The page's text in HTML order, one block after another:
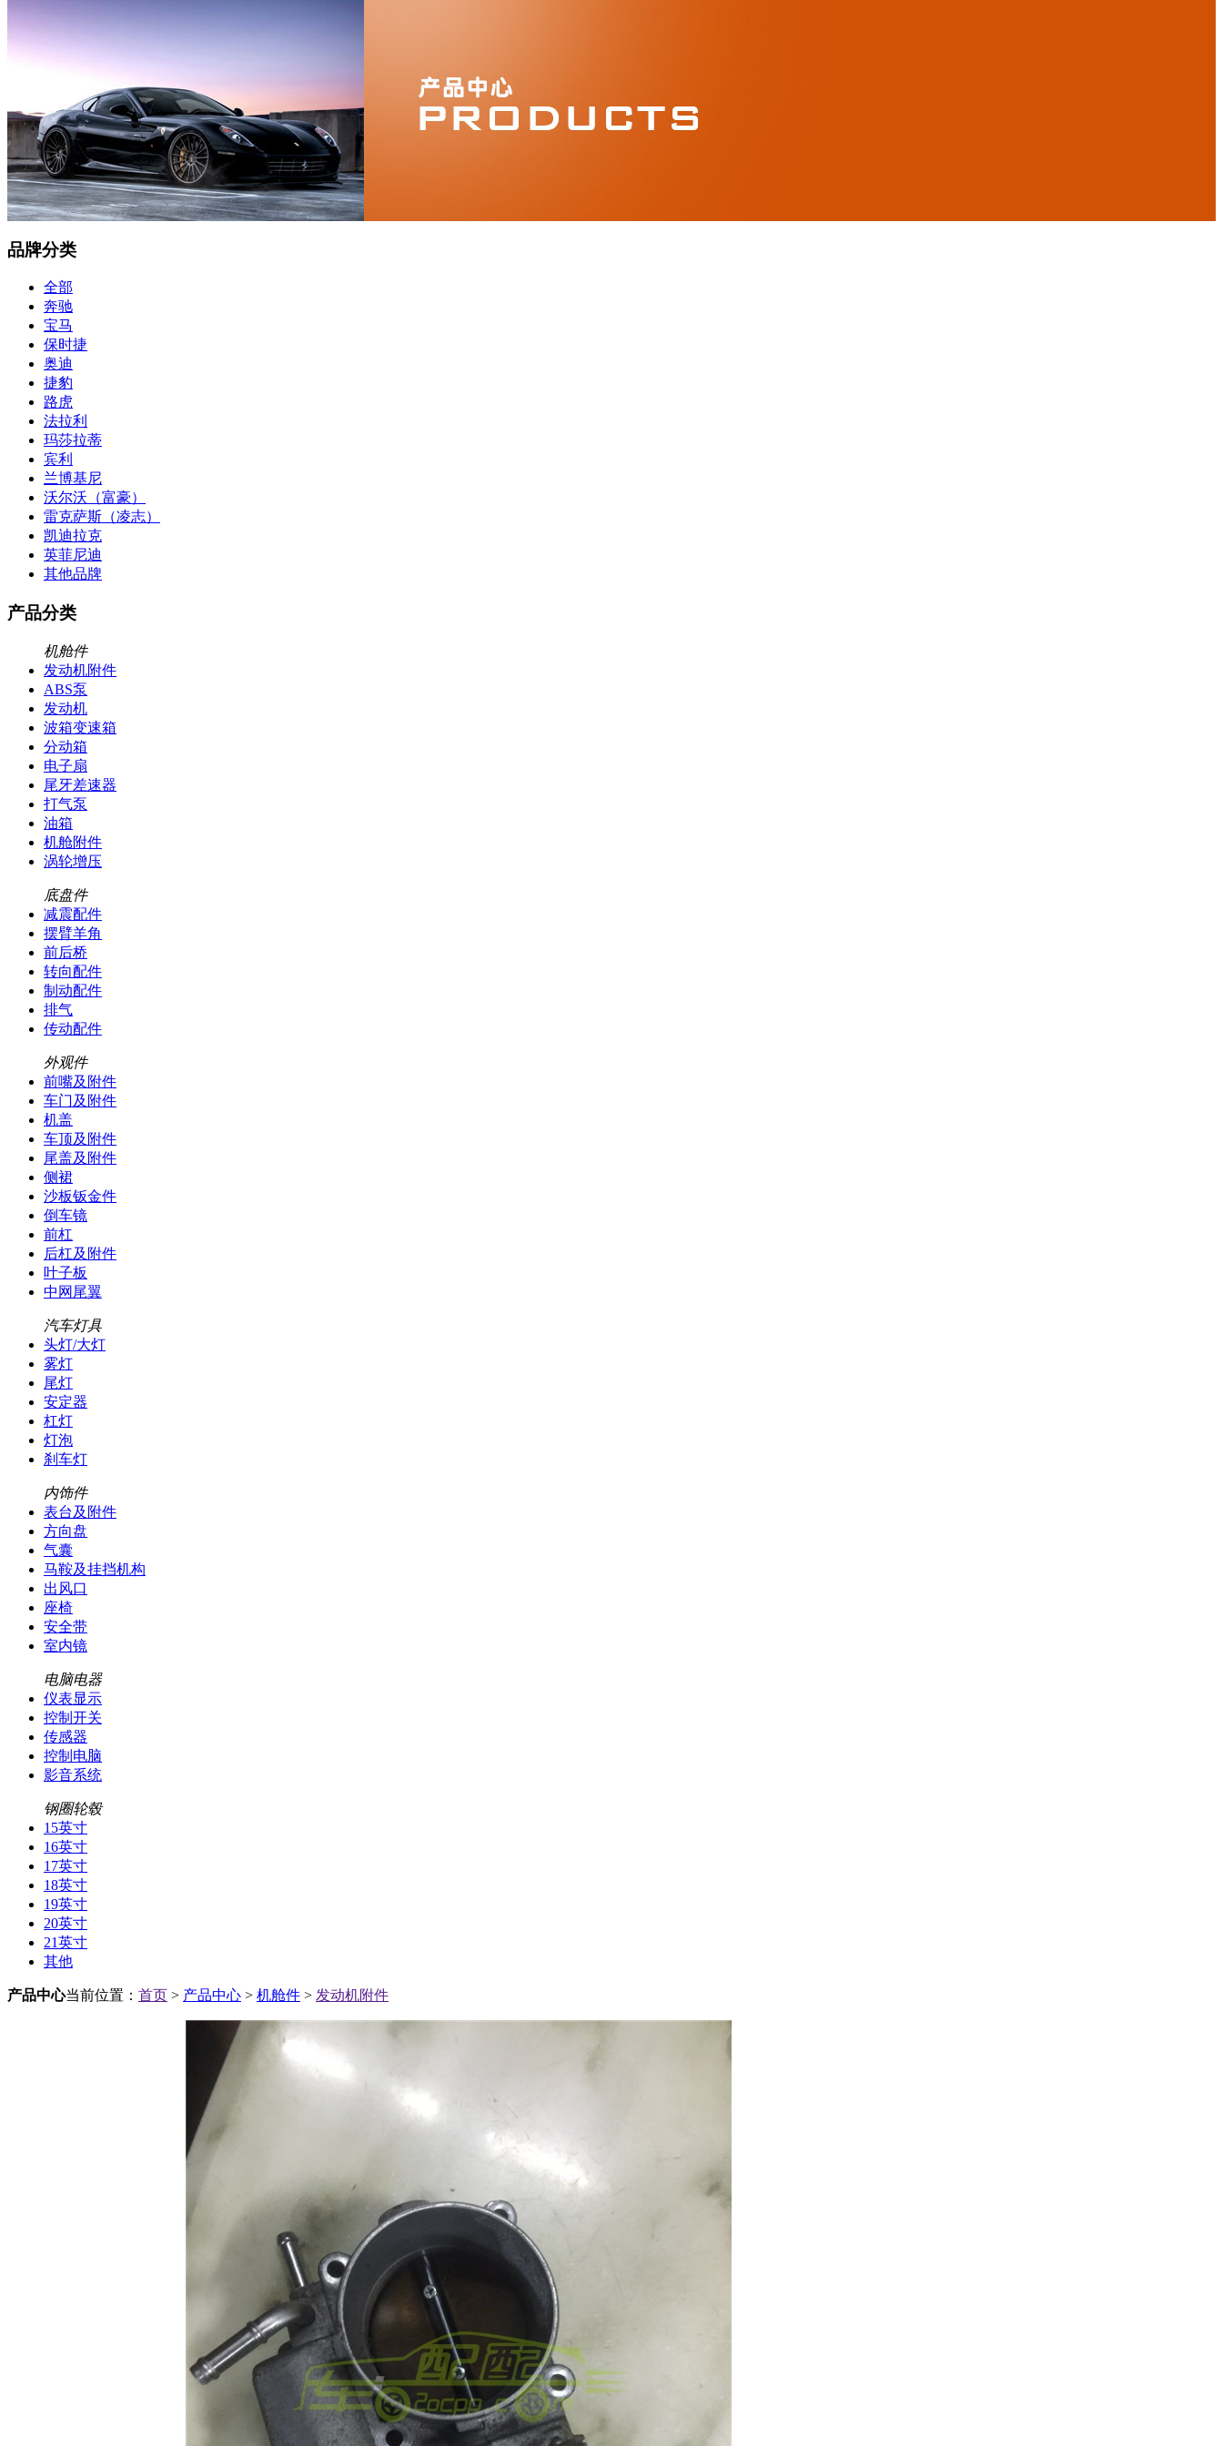
品牌分类
全部
奔驰
宝马
保时捷
奥迪
捷豹
路虎
法拉利
玛莎拉蒂
宾利
兰博基尼
沃尔沃（富豪）
雷克萨斯（凌志）
凯迪拉克
英菲尼迪
其他品牌
产品分类
机舱件
发动机附件
ABS泵
发动机
波箱变速箱
分动箱
电子扇
尾牙差速器
打气泵
油箱
机舱附件
涡轮增压
底盘件
减震配件
摆臂羊角
前后桥
转向配件
制动配件
排气
传动配件
外观件
前嘴及附件
车门及附件
机盖
车顶及附件
尾盖及附件
侧裙
沙板钣金件
倒车镜
前杠
后杠及附件
叶子板
中网尾翼
汽车灯具
头灯/大灯
雾灯
尾灯
安定器
杠灯
灯泡
刹车灯
内饰件
表台及附件
方向盘
气囊
马鞍及挂挡机构
出风口
座椅
安全带
室内镜
电脑电器
仪表显示
控制开关
传感器
控制电脑
影音系统
钢圈轮毂
15英寸
16英寸
17英寸
18英寸
19英寸
20英寸
21英寸
其他
产品中心当前位置： 首页 > 产品中心 > 机舱件 > 发动机附件